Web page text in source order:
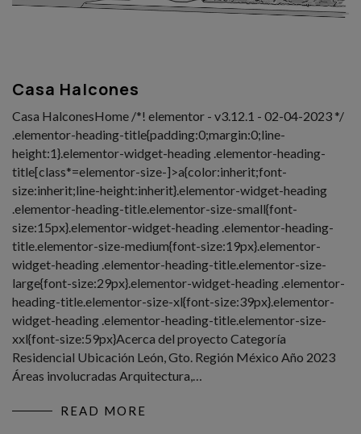
Casa Halcones
Casa HalconesHome /*! elementor - v3.12.1 - 02-04-2023 */
.elementor-heading-title{padding:0;margin:0;line-
height:1}.elementor-widget-heading .elementor-heading-
title[class*=elementor-size-]>a{color:inherit;font-
size:inherit;line-height:inherit}.elementor-widget-heading
.elementor-heading-title.elementor-size-small{font-
size:15px}.elementor-widget-heading .elementor-heading-
title.elementor-size-medium{font-size:19px}.elementor-
widget-heading .elementor-heading-title.elementor-size-
large{font-size:29px}.elementor-widget-heading .elementor-
heading-title.elementor-size-xl{font-size:39px}.elementor-
widget-heading .elementor-heading-title.elementor-size-
xxl{font-size:59px}Acerca del proyecto Categoría
Residencial Ubicación León, Gto. Región México Año 2023
Áreas involucradas Arquitectura,…
READ MORE